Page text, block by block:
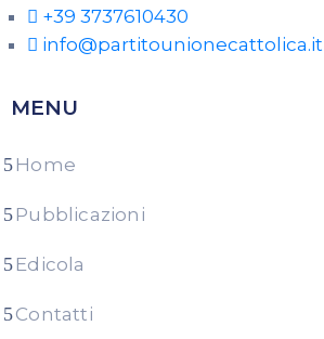
+39 3737610430
info@partitounionecattolica.it
MENU
Home
Pubblicazioni
Edicola
Contatti